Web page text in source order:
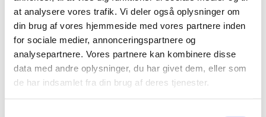
at analysere vores trafik. Vi deler også oplysninger om
din brug af vores hjemmeside med vores partnere inden
for sociale medier, annonceringspartnere og
analysepartnere. Vores partnere kan kombinere disse
data med andre oplysninger, du har givet dem, eller som
de har indsamlet fra din brug af deres tjenester.